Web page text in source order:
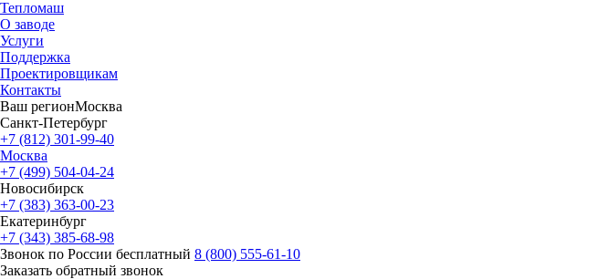
Тепломаш
О заводе
Услуги
Поддержка
Проектировщикам
Контакты
Ваш регионМосква
Санкт-Петербург
+7 (812) 301-99-40
Москва
+7 (499) 504-04-24
Новосибирск
+7 (383) 363-00-23
Екатеринбург
+7 (343) 385-68-98
Звонок по России бесплатный 8 (800) 555-61-10
Заказать обратный звонок